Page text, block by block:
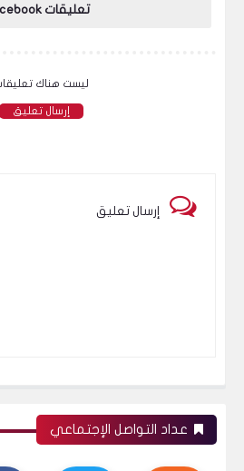
تعليقات Facebook
ليست هناك
إرسال تعليق
إرسال تعليق
عداد التواصل الإجتماعي